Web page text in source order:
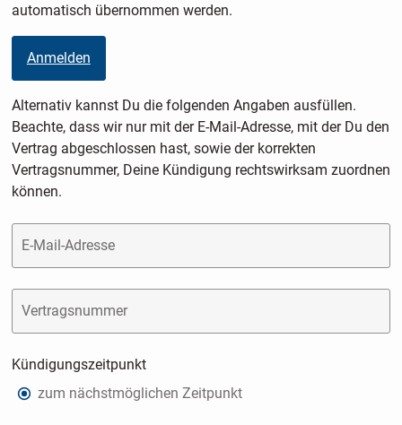
automatisch übernommen werden.
Anmelden
Alternativ kannst Du die folgenden Angaben ausfüllen.
Beachte, dass wir nur mit der E-Mail-Adresse, mit der Du den
Vertrag abgeschlossen hast, sowie der korrekten
Vertragsnummer, Deine Kündigung rechtswirksam zuordnen
können.
E-Mail-Adresse
Vertragsnummer
Kündigungszeitpunkt
zum nächstmöglichen Zeitpunkt